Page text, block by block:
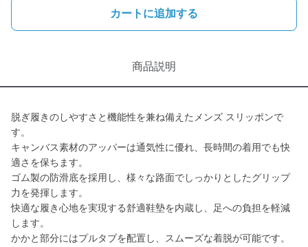
カートに追加する
商品説明
脱ぎ履きのしやすさと機能性を兼ね備えたメンズ スリッポンで
す。
キャンバス素材のアッパーは通気性に優れ、長時間の着用でも快
適さを保ちます。
ゴム製の防滑底を採用し、様々な路面でしっかりとしたグリップ
力を発揮します。
快適な履き心地を実現する舒適鞋墊を内蔵し、足への負担を軽減
します。
かかと部分にはプルタブを配置し、スムーズな着脱が可能です。